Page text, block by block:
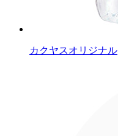
カクヤスオリジナル